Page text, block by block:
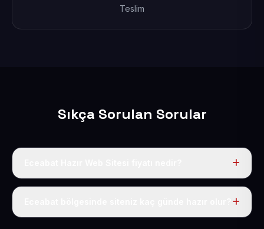
Teslim
Sıkça Sorulan Sorular
Tek fiyat uygulanır: yıllık 50 USD + KDV. Bu bedele alan